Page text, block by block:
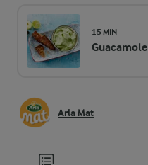
15 MIN
Guacamole
Arla Mat